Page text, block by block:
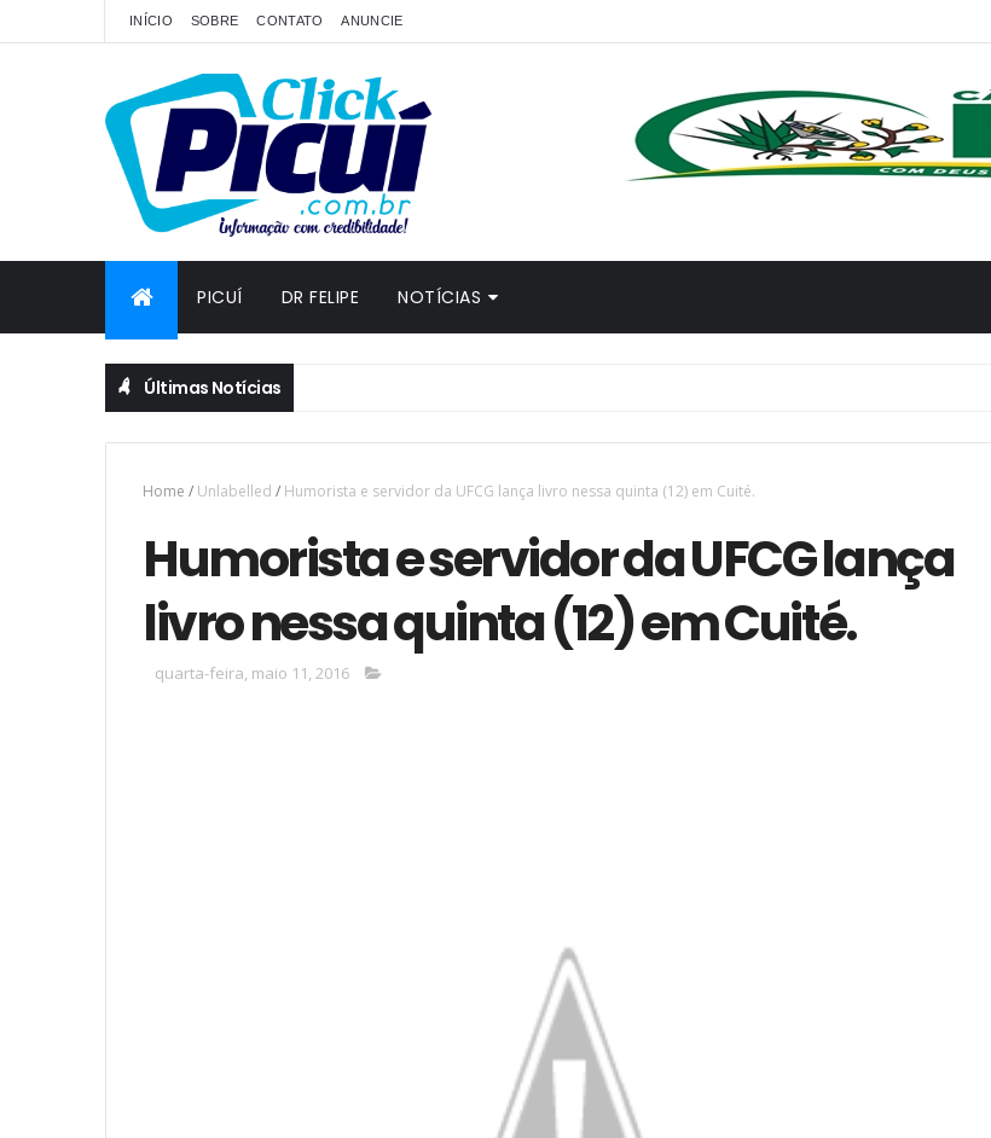
INÍCIO SOBRE CONTATO ANUNCIE
PICUÍ DR FELIPE NOTÍCIAS
Últimas Notícias
Home / Unlabelled / Humorista e servidor da UFCG lança livro nessa quinta (12) em Cuité.
Humorista e servidor da UFCG lança
livro nessa quinta (12) em Cuité.
quarta-feira, maio 11, 2016